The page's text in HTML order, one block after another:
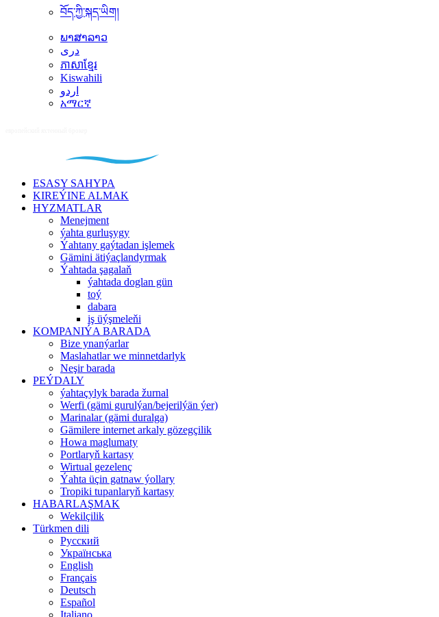
བོད་ཀྱི་སྐད་ཡིག།
ພາສາລາວ
دری
ភាសាខ្មែរ
Kiswahili
اردو
አማርኛ
ESASY SAHYPA
KIREÝINE ALMAK
HYZMATLAR
Menejment
ýahta gurluşygy
Ýahtany gaýtadan işlemek
Gämini ätiýaçlandyrmak
Ýahtada şagalaň
ýahtada doglan gün
toý
dabara
iş üýşmeleňi
KOMPANIÝA BARADA
Bize ynanýarlar
Maslahatlar we minnetdarlyk
Neşir barada
PEÝDALY
ýahtaçylyk barada žurnal
Werfi (gämi gurulýan/bejerilýän ýer)
Marinalar (gämi duralga)
Gämilere internet arkaly gözegçilik
Howa maglumaty
Portlaryň kartasy
Wirtual gezelenç
Ýahta üçin gatnaw ýollary
Tropiki tupanlaryň kartasy
HABARLAŞMAK
Wekilçilik
Türkmen dili
Русский
Українська
English
Français
Deutsch
Español